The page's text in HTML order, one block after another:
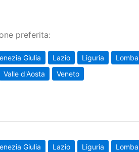
preferita:
Giulia Lazio Liguria
Valle d'Aosta Veneto
Giulia Lazio Liguria